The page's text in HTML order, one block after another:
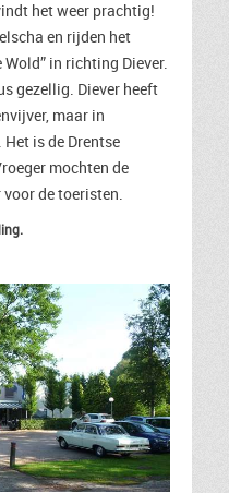
het weer prachtig!
en rijden het
in richting Diever.
gezellig. Diever heeft
maar in
is de Drentse
mochten de
voor de toeristen.